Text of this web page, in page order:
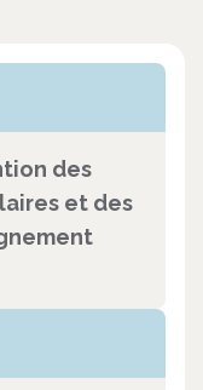
des
et des